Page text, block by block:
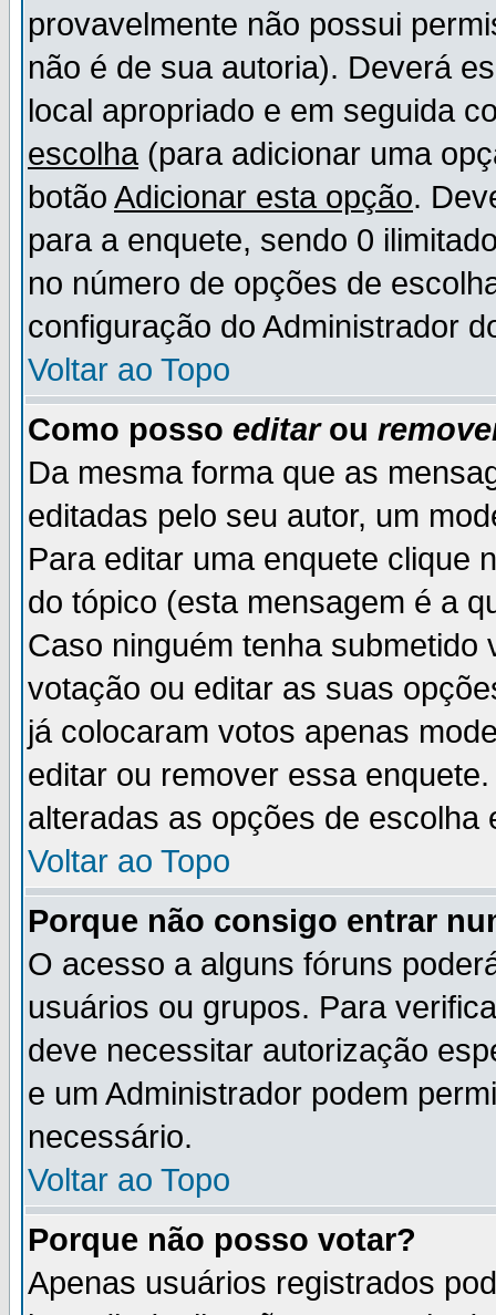
provavelmente não possui
não é de sua autoria). Deverá
local apropriado e em seguida
escolha (para adicionar uma
botão Adicionar esta opção.
para a enquete, sendo 0
no número de opções de
configuração do Administrador
Voltar ao Topo
Como posso editarou
Da mesma forma que as
editadas pelo seu autor, um
Para editar uma enquete clique
do tópico (esta mensagem é a
Caso ninguém tenha
votação ou editar as suas
já colocaram votos apenas
editar ou remover essa
alteradas as opções de escolha
Voltar ao Topo
Porque não consigo entrar
O acesso a alguns fóruns
usuários ou grupos. Para
deve necessitar autorização
e um Administrador podem
necessário.
Voltar ao Topo
Porque não posso votar?
Apenas usuários registrados